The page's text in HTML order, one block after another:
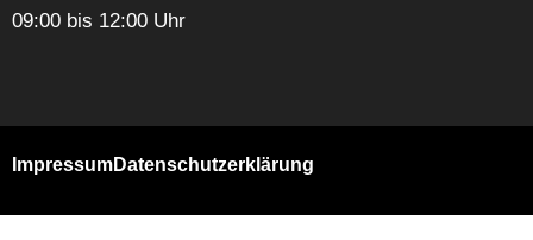
09:00 bis 12:00 Uhr
ImpressumDatenschutzerklärung